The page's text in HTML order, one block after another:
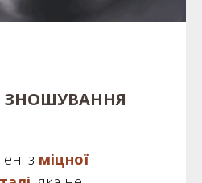
ЗНОШУВАННЯ
з міцної